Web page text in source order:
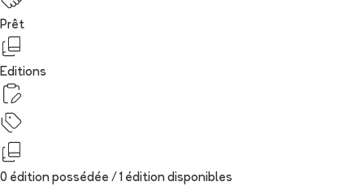
Prêt
Editions
0 édition possédée / 1 édition disponibles